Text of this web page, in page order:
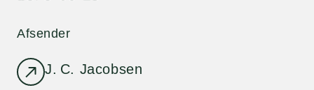
Afsender
J. C. Jacobsen